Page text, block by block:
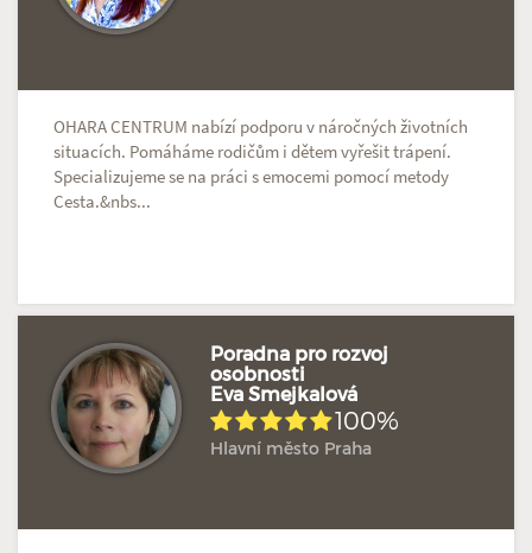
OHARA CENTRUM nabízí podporu v náročných životních
situacích. Pomáháme rodičům i dětem vyřešit trápení.
Specializujeme se na práci s emocemi pomocí metody
Cesta.&nbs...
Poradna pro rozvoj
osobnosti
Eva Smejkalová
100%
Hlavní město Praha
Hodnoceno: 3× Profil terapeuta